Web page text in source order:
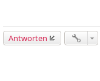
Antworten